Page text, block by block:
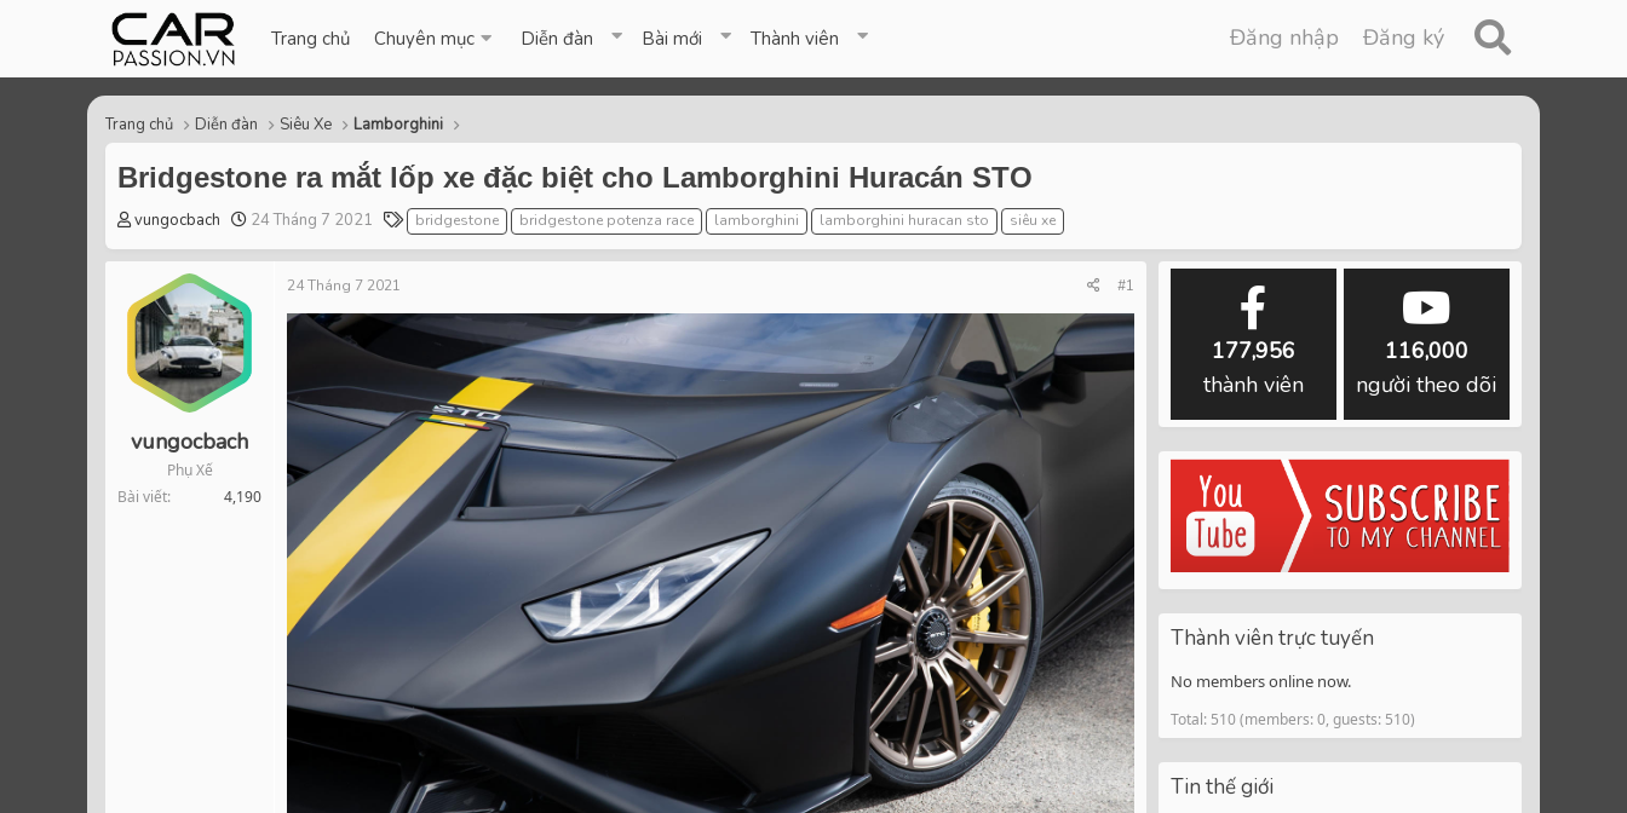
Trang chủ Chuyên mục Diễn đàn Bài mới Thành viên Đăng nhập Đăng ký
Trang chủ Diễn đàn Siêu Xe Lamborghini
Bridgestone ra mắt lốp xe đặc biệt cho Lamborghini Huracán STO
T
r
a
d
s
t
r
r
vungocbach
S
a
t
24 Tháng 7 2021
T
a
g
bridgestone bridgestone potenza race lamborghini lamborghini huracan sto siêu xe
vungocbach
Phụ Xế
Bài viết
4,190
24 Tháng 7 2021 #1
177,956
thành viên
116,000
người theo dõi
Thành viên trực tuyến
No members online now.
Total: 510 (members: 0, guests: 510)
Tin thế giới